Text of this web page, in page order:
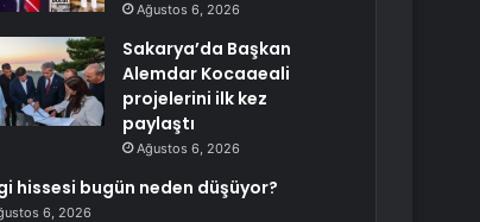
Ağustos 6, 2026
Sakarya’da Başkan
Alemdar Kocaaeali
projelerini ilk kez
paylaştı
Ağustos 6, 2026
hissesi bugün neden düşüyor?
6, 2026